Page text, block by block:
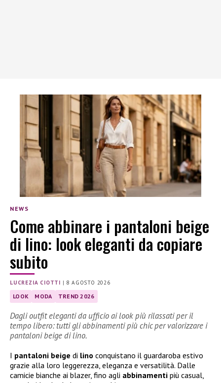
NEWS
Come abbinare i pantaloni beige
di lino: look eleganti da copiare
subito
LUCREZIA CIOTTI | 8 AGOSTO 2026
LOOK MODA TREND 2026
Dagli outfit eleganti da ufficio ai look più rilassati per il
tempo libero: tutti gli abbinamenti più chic per valorizzare i
pantaloni beige di lino.
I pantaloni beige di lino conquistano il guardaroba estivo
grazie alla loro leggerezza, eleganza e versatilità. Dalle
camicie bianche ai blazer, fino agli abbinamenti più casual,